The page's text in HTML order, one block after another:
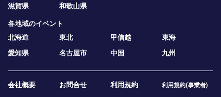
滋賀県
和歌山県
各地域のイベント
北海道
東北 甲信越
東海
愛知県
名古屋市 中国 九州
会社概要 お問合せ 利用規約 利用規約(事業者)